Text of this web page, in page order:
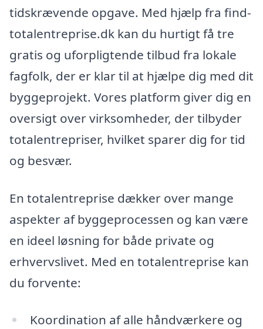
tidskrævende opgave. Med hjælp fra find-
totalentreprise.dk kan du hurtigt få tre
gratis og uforpligtende tilbud fra lokale
fagfolk, der er klar til at hjælpe dig med dit
byggeprojekt. Vores platform giver dig en
oversigt over virksomheder, der tilbyder
totalentrepriser, hvilket sparer dig for tid
og besvær.
En totalentreprise dækker over mange
aspekter af byggeprocessen og kan være
en ideel løsning for både private og
erhvervslivet. Med en totalentreprise kan
du forvente:
Koordination af alle håndværkere og